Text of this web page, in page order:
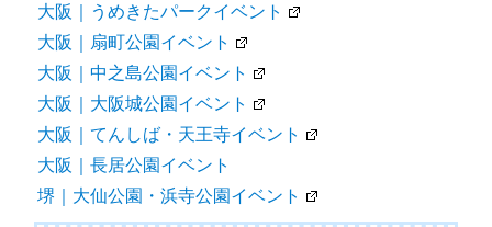
大阪｜うめきたパークイベント
大阪｜扇町公園イベント
大阪｜中之島公園イベント
大阪｜大阪城公園イベント
大阪｜てんしば・天王寺イベント
大阪｜長居公園イベント
堺｜大仙公園・浜寺公園イベント